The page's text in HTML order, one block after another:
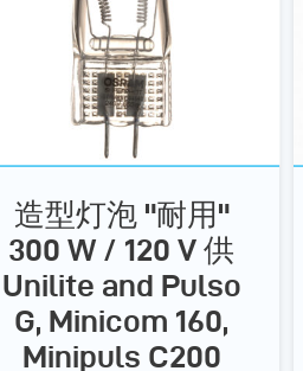
造型灯泡 "耐用"
300 W / 120 V 供
Unilite and Pulso
G, Minicom 160,
Minipuls C200